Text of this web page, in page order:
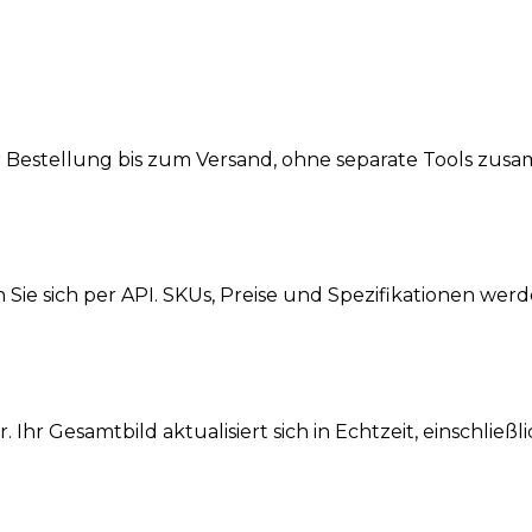
bis zum Versand, ohne separate Tools
sich per API. SKUs, Preise und Spezifikationen
Ihr Gesamtbild aktualisiert sich in Echtzeit,